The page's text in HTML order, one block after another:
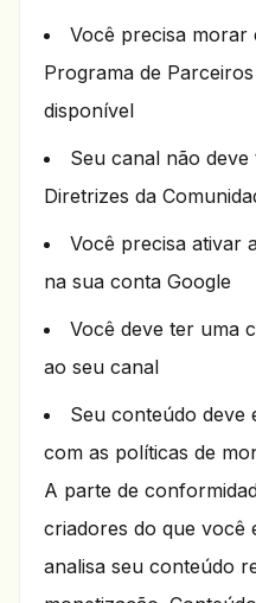
Você precisa morar
Programa de
disponível
Seu canal não
Diretrizes da
Você precisa ativar
na sua conta Google
Você deve ter uma
ao seu canal
Seu conteúdo deve
com as políticas de
A parte de
criadores do que você
analisa seu conteúdo